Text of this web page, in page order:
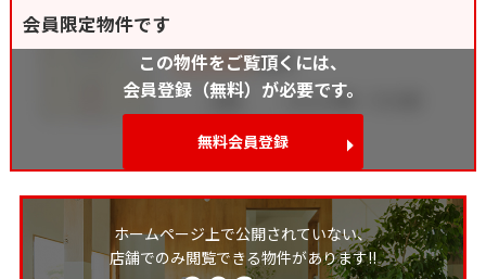
会員限定物件です
この物件をご覧頂くには、
会員登録（無料）が必要です。
無料会員登録
ホームページ上で公開されていない、
店舗でのみ閲覧できる物件があります!!